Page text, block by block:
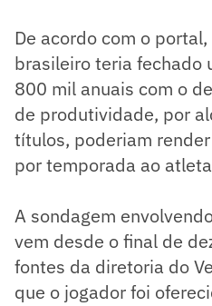
De acordo com o
brasileiro teria fechado
800 mil anuais com o
de produtividade, por
títulos, poderiam
por temporada ao
A sondagem
vem desde o final de
fontes da diretoria do
que o jogador foi